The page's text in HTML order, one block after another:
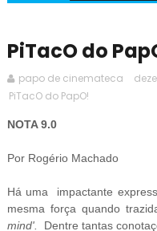
PiTacO do
papo de cinemateca
PiTacO do PapO!
NOTA 9.0
Por Rogério Machado
Há uma impactante
mesma força quando
mind'.
Dentre tantas